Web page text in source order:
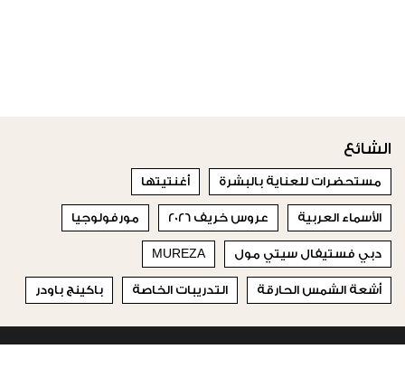
الشائع
مستحضرات للعناية بالبشرة أغنتيتها
الأسماء العربية عروس خريف 2026 مورفولوجيا
دبي فستيفال سيتي مول MUREZA
أشعة الشمس الحارقة التدريبات الخاصة باكينج باودر
© 2023 Special Madame Figaro